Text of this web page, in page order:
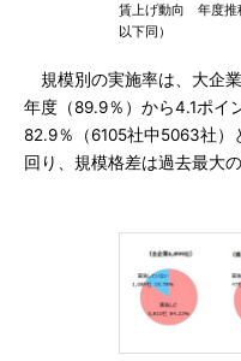
賃上げ動向 年度推
以下同）
規模別の実施率は、大企
年度（89.9％）から4.1ポイ
82.9％（6105社中5063社）
回り、規模格差は過去最大の